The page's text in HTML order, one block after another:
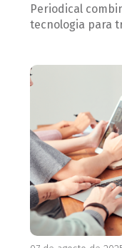
Periodical
tecnologia para